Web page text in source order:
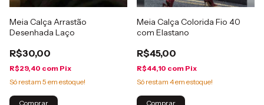
Meia Calça Arrastão
Desenhada Laço
R$30,00
R$29,40 com Pix
Só restam 5 em estoque!
Comprar
Meia Calça Colorida Fio 40
com Elastano
R$45,00
R$44,10 com Pix
Só restam 4em estoque!
Comprar